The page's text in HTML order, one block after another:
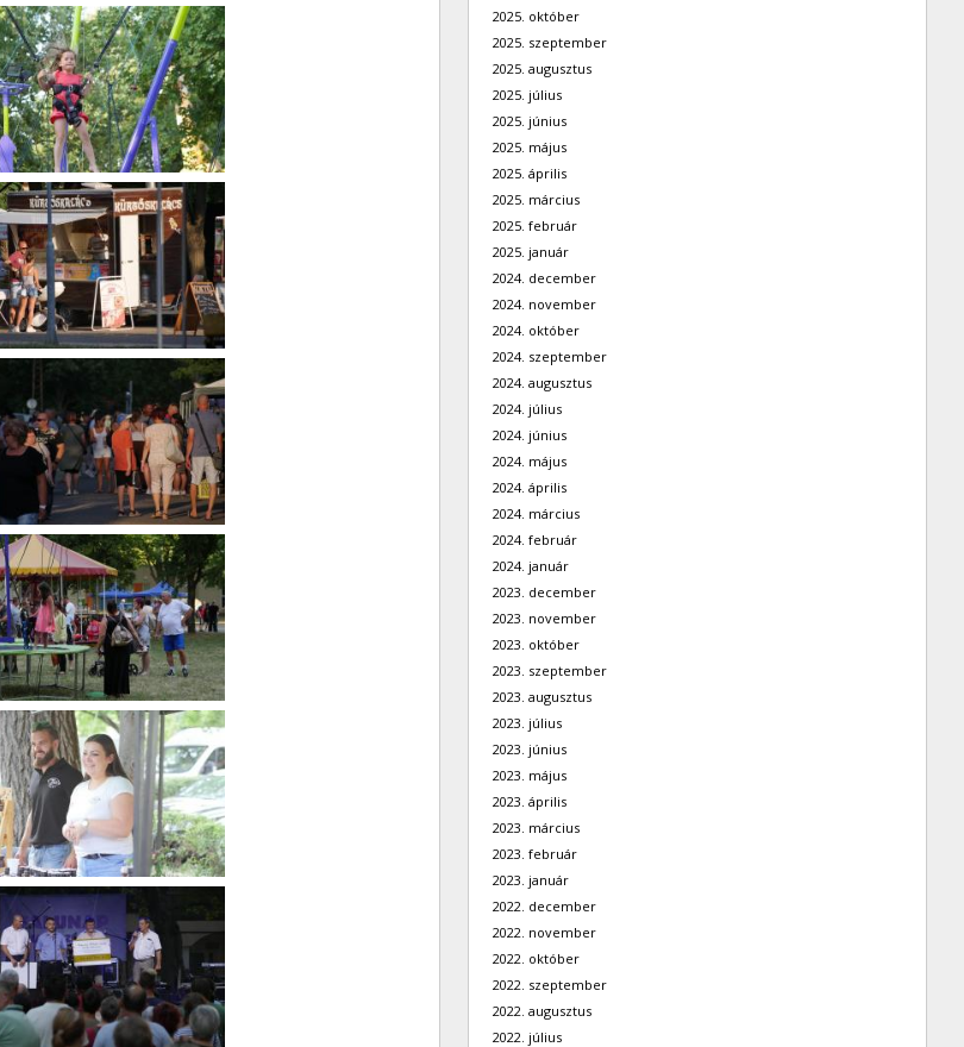
2025. október
2025. szeptember
2025. augusztus
2025. július
2025. június
2025. május
2025. április
2025. március
2025. február
2025. január
2024. december
2024. november
2024. október
2024. szeptember
2024. augusztus
2024. július
2024. június
2024. május
2024. április
2024. március
2024. február
2024. január
2023. december
2023. november
2023. október
2023. szeptember
2023. augusztus
2023. július
2023. június
2023. május
2023. április
2023. március
2023. február
2023. január
2022. december
2022. november
2022. október
2022. szeptember
2022. augusztus
2022. július